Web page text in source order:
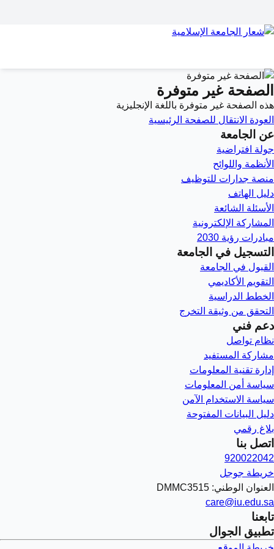
الصفحة غير متوفرة
هذه الصفحة غير متوفرة باللغة الإنجليزية
العودة الانتقال للصفحة الرئيسية
عن الجامعة
جولة افتراضية
الأنظمة واللوائح
منصة جدارات للتوظيف
دليل الهاتف
الأسئلة الشائعة
المشاركة الإلكترونية
مبادرات رؤية 2030
التسجيل في الجامعة
القبول في الجامعة
التقويم الأكاديمي
الخطط الدراسية
التحقق من وثيقة التخرج
دعم فني
نظام تواصل
مشاركة المستفيد
إدارة تقنية المعلومات
سياسة أمن المعلومات
سياسة الاستخدام الآمن
دليل البيانات المفتوحة
بلاغ رقمي
اتصل بنا
920022042
خريطة جوجل
العنوان الوطني: DMMC3515
care@iu.edu.sa
تابعنا
تطبيق الجوال